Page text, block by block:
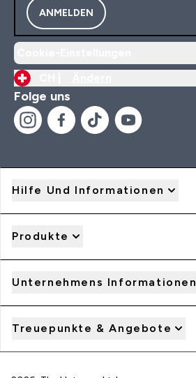
ANMELDEN
Folge uns
Hilfe Und Informationen
Produkte
Unternehmens Informationen
Treuepunkte & Angebote